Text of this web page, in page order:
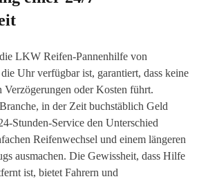
LKW Reifen-Pannenhilfe von
Uhr verfügbar ist, garantiert, dass keine
Verzögerungen oder Kosten führt.
in der Zeit buchstäblich Geld
Stunden-Service den Unterschied
Reifenwechsel und einem längeren
ausmachen. Die Gewissheit, dass Hilfe
ist, bietet Fahrern und